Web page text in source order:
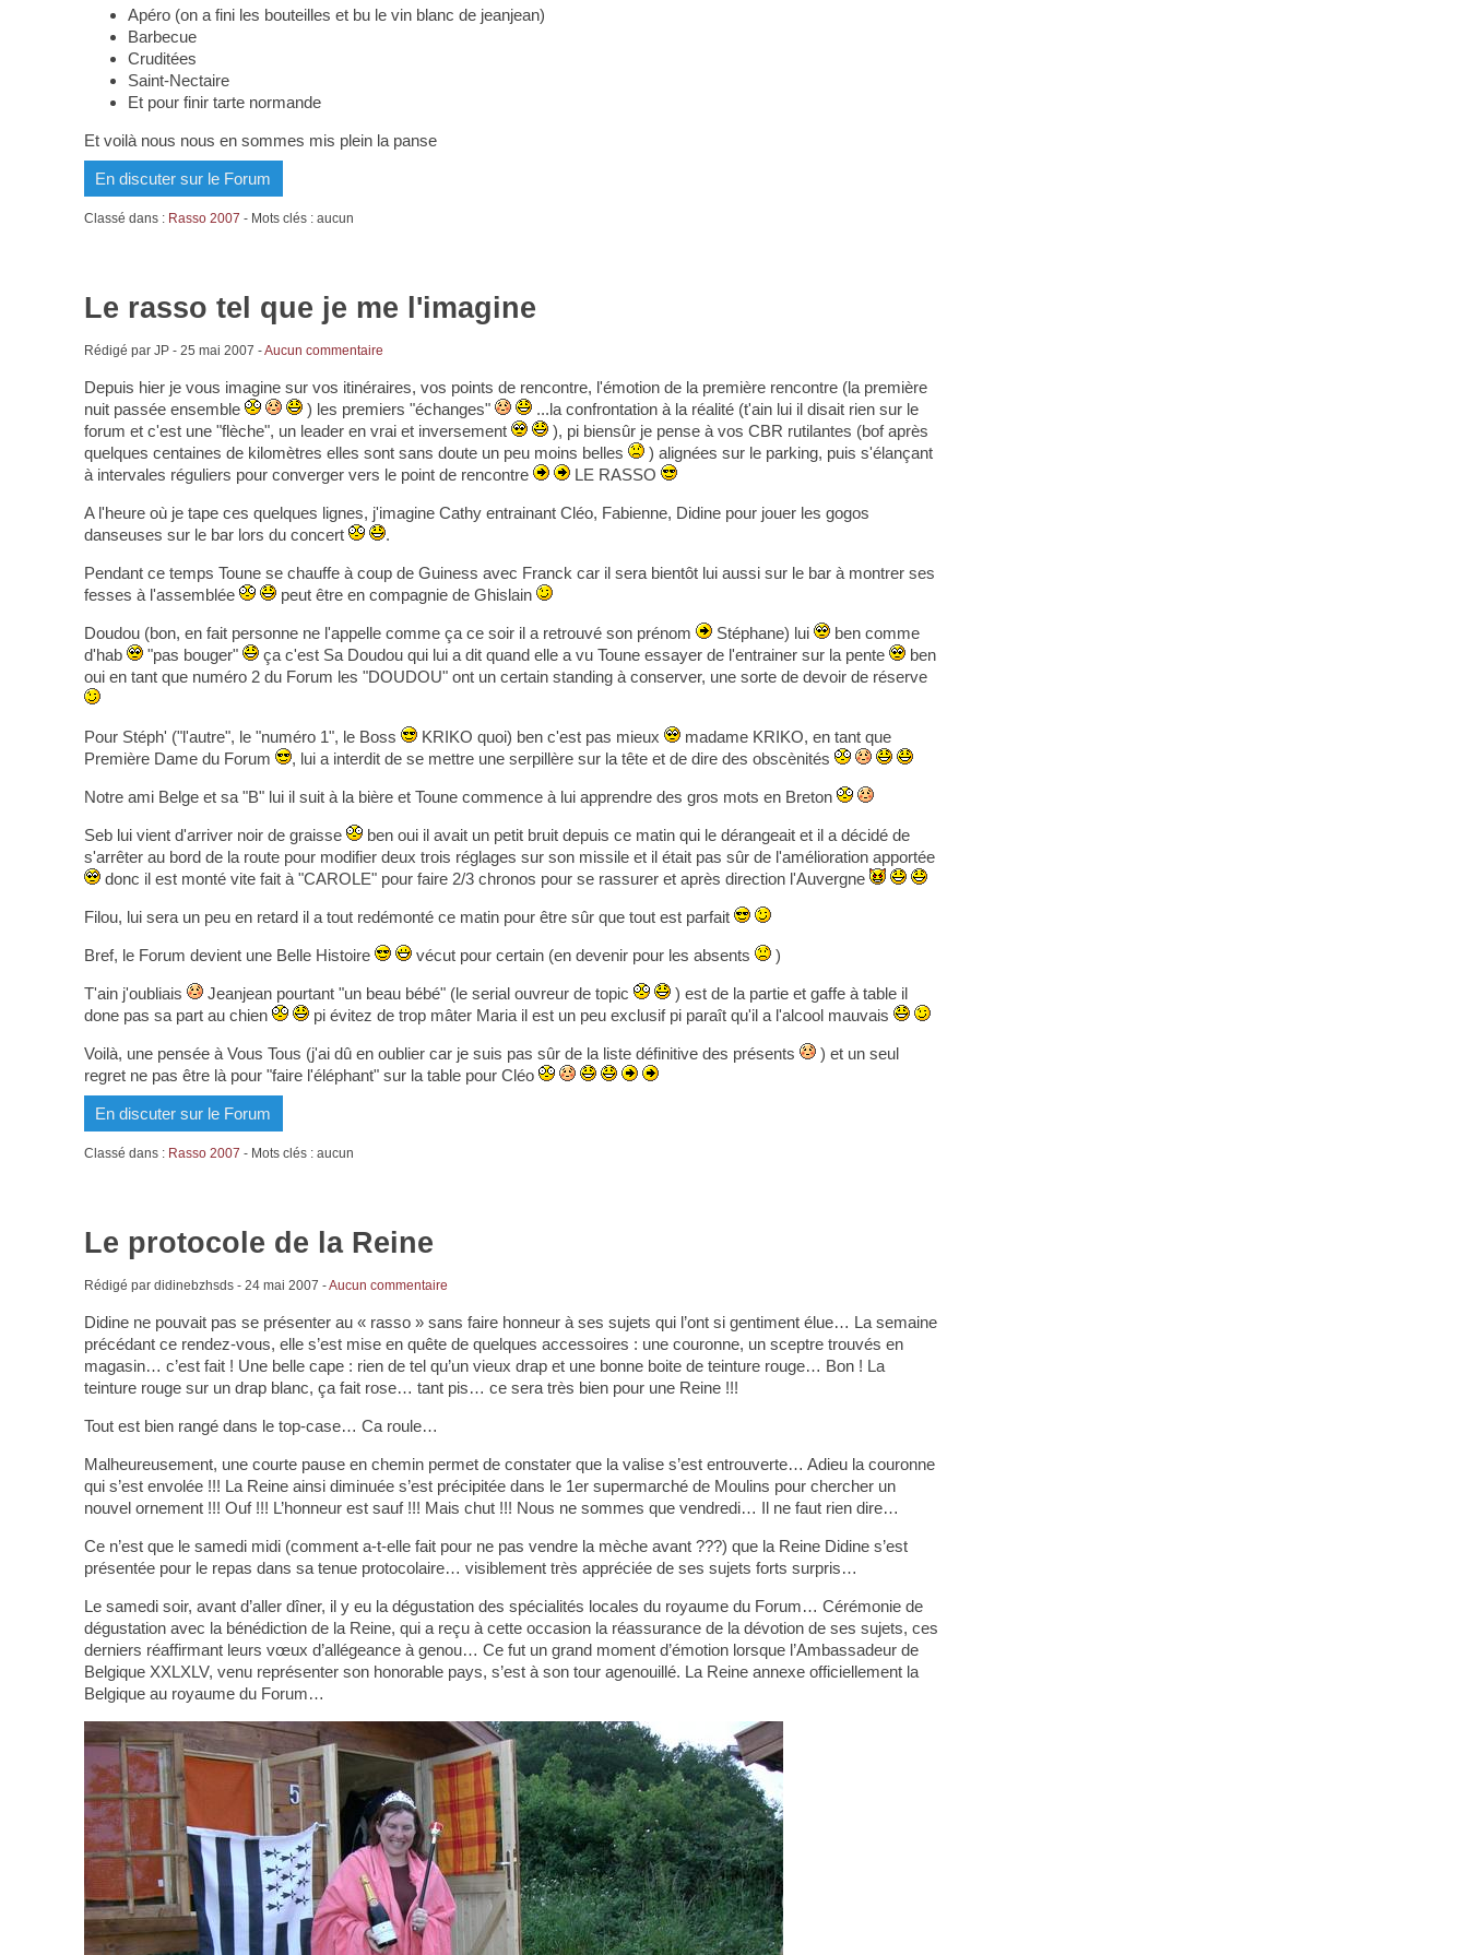
Apéro (on a fini les bouteilles et bu le vin blanc de jeanjean)
Barbecue
Cruditées
Saint-Nectaire
Et pour finir tarte normande
Et voilà nous nous en sommes mis plein la panse
En discuter sur le Forum
Classé dans : Rasso 2007 - Mots clés : aucun
Le rasso tel que je me l'imagine
Rédigé par JP - 25 mai 2007 -Aucun commentaire
Depuis hier je vous imagine sur vos itinéraires, vos points de rencontre, l'émotion de la première rencontre (la première
nuit passée ensemble
) les premiers "échanges"
...la confrontation à la réalité (t'ain lui il disait rien sur le
forum et c'est une "flèche", un leader en vrai et inversement
), pi biensûr je pense à vos CBR rutilantes (bof après
quelques centaines de kilomètres elles sont sans doute un peu moins belles
) alignées sur le parking, puis s'élançant
à intervales réguliers pour converger vers le point de rencontre
LE RASSO
A l'heure où je tape ces quelques lignes, j'imagine Cathy entrainant Cléo, Fabienne, Didine pour jouer les gogos
danseuses sur le bar lors du concert
.
Pendant ce temps Toune se chauffe à coup de Guiness avec Franck car il sera bientôt lui aussi sur le bar à montrer ses
fesses à l'assemblée
peut être en compagnie de Ghislain
Doudou (bon, en fait personne ne l'appelle comme ça ce soir il a retrouvé son prénom Stéphane) lui
ben comme
d'hab
"pas bouger" ça c'est Sa Doudou qui lui a dit quand elle a vu Toune essayer de l'entrainer sur la pente
ben
oui en tant que numéro 2 du Forum les "DOUDOU" ont un certain standing à conserver, une sorte de devoir de réserve
Pour Stéph' ("l'autre", le "numéro 1", le Boss KRIKO quoi) ben c'est pas mieux
madame KRIKO, en tant que
Première Dame du Forum
, lui a interdit de se mettre une serpillère sur la tête et de dire des obscènités
Notre ami Belge et sa "B" lui il suit à la bière et Toune commence à lui apprendre des gros mots en Breton
Seb lui vient d'arriver noir de graisse
ben oui il avait un petit bruit depuis ce matin qui le dérangeait et il a décidé de
s'arrêter au bord de la route pour modifier deux trois réglages sur son missile et il était pas sûr de l'amélioration apportée
donc il est monté vite fait à "CAROLE" pour faire 2/3 chronos pour se rassurer et après direction l'Auvergne
Filou, lui sera un peu en retard il a tout redémonté ce matin pour être sûr que tout est parfait
Bref, le Forum devient une Belle Histoire vécut pour certain (en devenir pour les absents )
T'ain j'oubliais Jeanjean pourtant "un beau bébé" (le serial ouvreur de topic
) est de la partie et gaffe à table il
done pas sa part au chien
pi évitez de trop mâter Maria il est un peu exclusif pi paraît qu'il a l'alcool mauvais
Voilà, une pensée à Vous Tous (j'ai dû en oublier car je suis pas sûr de la liste définitive des présents
) et un seul
regret ne pas être là pour "faire l'éléphant" sur la table pour Cléo
En discuter sur le Forum
Classé dans : Rasso 2007 - Mots clés : aucun
Le protocole de la Reine
Rédigé par didinebzhsds - 24 mai 2007 -Aucun commentaire
Didine ne pouvait pas se présenter au « rasso » sans faire honneur à ses sujets qui l’ont si gentiment élue… La semaine
précédant ce rendez-vous, elle s’est mise en quête de quelques accessoires : une couronne, un sceptre trouvés en
magasin… c’est fait ! Une belle cape : rien de tel qu’un vieux drap et une bonne boite de teinture rouge… Bon ! La
teinture rouge sur un drap blanc, ça fait rose… tant pis… ce sera très bien pour une Reine !!!
Tout est bien rangé dans le top-case… Ca roule…
Malheureusement, une courte pause en chemin permet de constater que la valise s’est entrouverte… Adieu la couronne
qui s’est envolée !!! La Reine ainsi diminuée s’est précipitée dans le 1er supermarché de Moulins pour chercher un
nouvel ornement !!! Ouf !!! L’honneur est sauf !!! Mais chut !!! Nous ne sommes que vendredi… Il ne faut rien dire…
Ce n’est que le samedi midi (comment a-t-elle fait pour ne pas vendre la mèche avant ???) que la Reine Didine s’est
présentée pour le repas dans sa tenue protocolaire… visiblement très appréciée de ses sujets forts surpris…
Le samedi soir, avant d’aller dîner, il y eu la dégustation des spécialités locales du royaume du Forum… Cérémonie de
dégustation avec la bénédiction de la Reine, qui a reçu à cette occasion la réassurance de la dévotion de ses sujets, ces
derniers réaffirmant leurs vœux d’allégeance à genou… Ce fut un grand moment d’émotion lorsque l’Ambassadeur de
Belgique XXLXLV, venu représenter son honorable pays, s’est à son tour agenouillé. La Reine annexe officiellement la
Belgique au royaume du Forum…